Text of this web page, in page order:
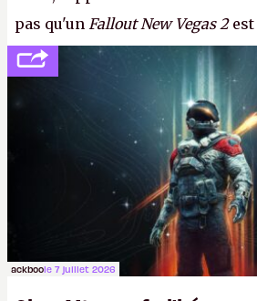
pas qu'un Fallout New Vegas 2est
développement (pour ce que l'on
peut-être sur
Fallout Football ou
Lapins Crétins) et l'Obsidian
le même studio qu'il y a 15 ans.
peut commencer à fantasmer.A.
ackboole 7 juillet 2026